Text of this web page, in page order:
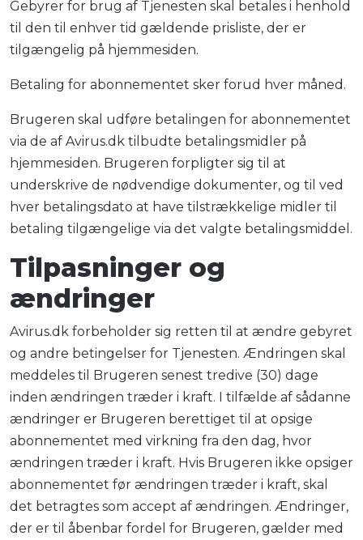
Gebyrer for brug af Tjenesten skal betales i henhold
til den til enhver tid gældende prisliste, der er
tilgængelig på hjemmesiden.
Betaling for abonnementet sker forud hver måned.
Brugeren skal udføre betalingen for abonnementet
via de af Avirus.dk tilbudte betalingsmidler på
hjemmesiden. Brugeren forpligter sig til at
underskrive de nødvendige dokumenter, og til ved
hver betalingsdato at have tilstrækkelige midler til
betaling tilgængelige via det valgte betalingsmiddel.
Tilpasninger og
ændringer
Avirus.dk forbeholder sig retten til at ændre gebyret
og andre betingelser for Tjenesten. Ændringen skal
meddeles til Brugeren senest tredive (30) dage
inden ændringen træder i kraft. I tilfælde af sådanne
ændringer er Brugeren berettiget til at opsige
abonnementet med virkning fra den dag, hvor
ændringen træder i kraft. Hvis Brugeren ikke opsiger
abonnementet før ændringen træder i kraft, skal
det betragtes som accept af ændringen. Ændringer,
der er til åbenbar fordel for Brugeren, gælder med